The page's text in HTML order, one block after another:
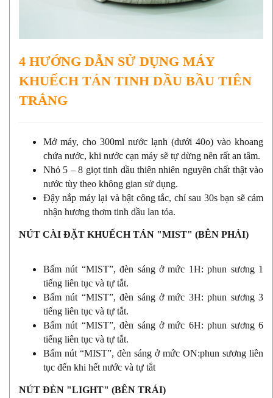
4 HƯỚNG DẪN SỬ DỤNG MÁY
KHUẾCH TÁN TINH DẦU BẦU TIÊN
TRẮNG
Mở máy, cho 300ml nước lạnh (dưới 40o) vào khoang
chứa nước, khi nước cạn máy sẽ tự dừng nên rất an tâm.
Nhỏ 5 – 8 giọt tinh dầu thiên nhiên nguyên chất thật vào
nước tùy theo không gian sử dụng.
Đậy nắp máy lại và bật công tắc, chỉ sau 30s bạn sẽ cảm
nhận hương thơm tinh dầu lan tỏa.
NÚT CÀI ĐẶT KHUẾCH TÁN "MIST" (BÊN PHẢI)
Bấm nút “MIST”, đèn sáng ở mức 1H: phun sương 1
tiếng liên tục và tự tắt.
Bấm nút “MIST”, đèn sáng ở mức 3H: phun sương 3
tiếng liên tục và tự tắt.
Bấm nút “MIST”, đèn sáng ở mức 6H: phun sương 6
tiếng liên tục và tự tắt.
Bấm nút “MIST”, đèn sáng ở mức ON:phun sương liên
tục đến khi hết nước và tự tắt
NÚT ĐÈN "LIGHT" (BÊN TRÁI)